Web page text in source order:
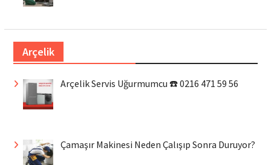
Arçelik
Arçelik Servis Uğurmumcu ☎️ 0216 471 59 56
Çamaşır Makinesi Neden Çalışıp Sonra Duruyor?